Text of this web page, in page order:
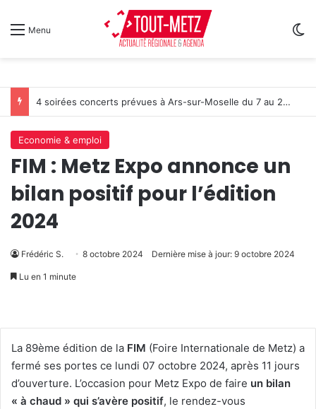
Menu
4 soirées concerts prévues à Ars-sur-Moselle du 7 au 28 août 2026
Economie & emploi
FIM : Metz Expo annonce un
bilan positif pour l’édition
2024
Frédéric S. 8 octobre 2024 Dernière mise à jour: 9 octobre 2024
Lu en 1 minute
La 89ème édition de la FIM (Foire Internationale de Metz) a
fermé ses portes ce lundi 07 octobre 2024, après 11 jours
d’ouverture. L’occasion pour Metz Expo de faire un bilan
« à chaud » qui s’avère positif, le rendez-vous